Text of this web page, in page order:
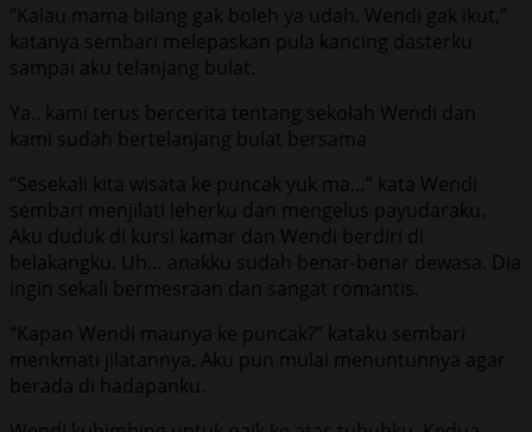
“Kalau mama bilang gak boleh ya udah. Wendi gak ikut,”
katanya sembari melepaskan pula kancing dasterku
sampai aku telanjang bulat.
Ya.. kami terus bercerita tentang sekolah Wendi dan
kami sudah bertelanjang bulat bersama
“Sesekali kita wisata ke puncak yuk ma…” kata Wendi
sembari menjilati leherku dan mengelus payudaraku.
Aku duduk di kursi kamar dan Wendi berdiri di
belakangku. Uh… anakku sudah benar-benar dewasa. Dia
ingin sekali bermesraan dan sangat romantis.
“Kapan Wendi maunya ke puncak?” kataku sembari
menkmati jilatannya. Aku pun mulai menuntunnya agar
berada di hadapanku.